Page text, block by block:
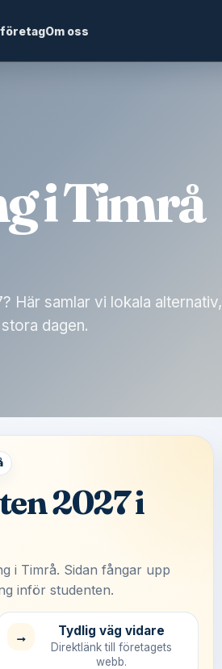
Om oss
i Timrå
Här samlar vi lokala alternativ,
dagen.
2027 i
i Timrå. Sidan fångar upp
inför studenten.
→ Tydlig väg vidare
Direktlänk till företagets
webb.